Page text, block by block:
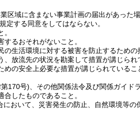
区域に含まない事業計画の届出があった
定する同意をしてはならない。
るおそれがないこと。
生活環境に対する被害を防止するための
放流先の状況を勘案して措置が講じられ
の安全上必要な措置が講じられているこ
170号) 、その他関係法令及び関係ガイド
したものであること。
おいて、災害発生の防止、自然環境等の